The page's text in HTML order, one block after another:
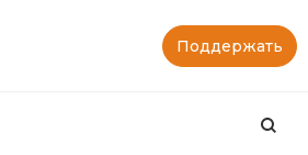
Поддержать